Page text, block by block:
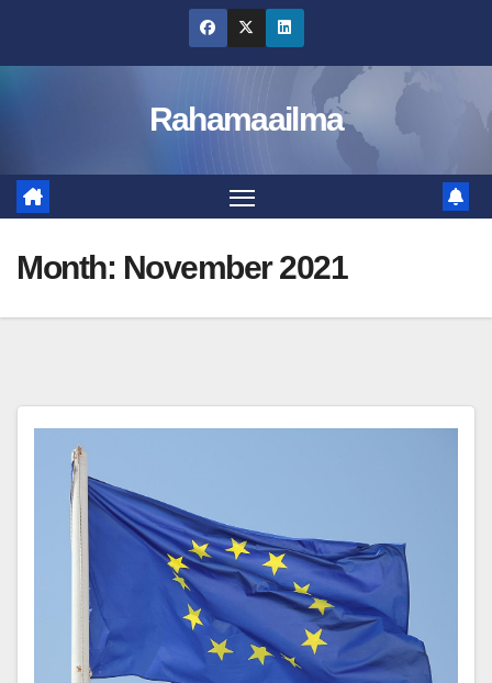
Rahamaailma
Month: November 2021